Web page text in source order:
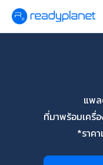
แพล
ที่มาพร้อมเครื่
*ราค